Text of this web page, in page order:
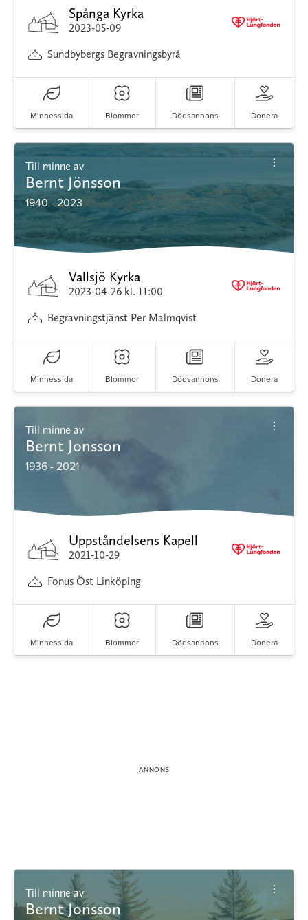
Spånga Kyrka
2023-05-09
Sundbybergs Begravningsbyrå
Minnessida Blommor Dödsannons Donera
Till minne av
Bernt Jönsson
1940 - 2023
Vallsjö Kyrka
2023-04-26 kl. 11:00
Begravningstjänst Per Malmqvist
Minnessida Blommor Dödsannons Donera
Till minne av
Bernt Jonsson
1936 - 2021
Uppståndelsens Kapell
2021-10-29
Fonus Öst Linköping
Minnessida Blommor Dödsannons Donera
Till minne av
Bernt Jonsson